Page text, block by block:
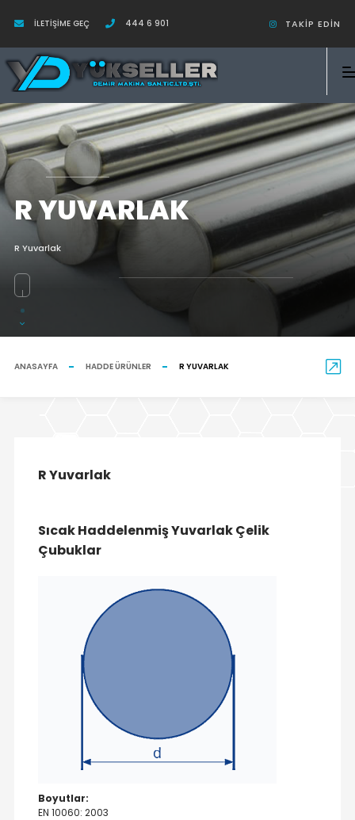
İLETIŞIME GEÇ 444 6 901 TAKIP EDIN
R YUVARLAK
R Yuvarlak
ANASAYFA HADDE ÜRÜNLER R YUVARLAK
R Yuvarlak
Sıcak Haddelenmiş Yuvarlak Çelik
Çubuklar
Boyutlar:
EN 10060: 2003